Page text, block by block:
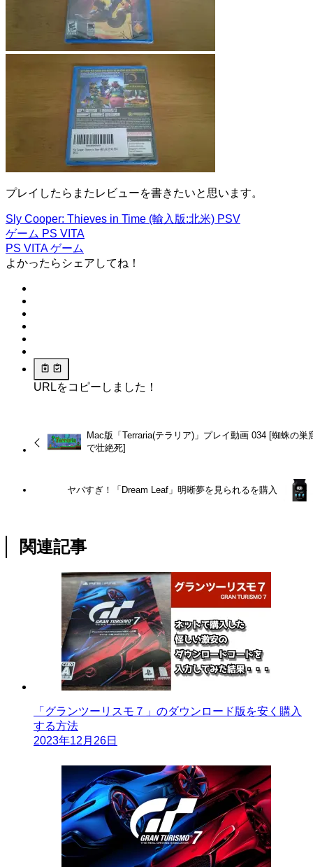
プレイしたらまたレビューを書きたいと思います。
Sly Cooper: Thieves in Time (輸入版:北米) PSV
ゲーム PS VITA
PS VITAゲーム
よかったらシェアしてね！
URLをコピーしました！
Mac版「Terraria(テラリア)」プレイ動画 034 [蜘蛛の巣
で壮絶死]
ヤバすぎ！「Dream Leaf」明晰夢を見られるを購入
関連記事
「グランツーリスモ７」のダウンロード版を安く購入
する方法
2023年12月26日